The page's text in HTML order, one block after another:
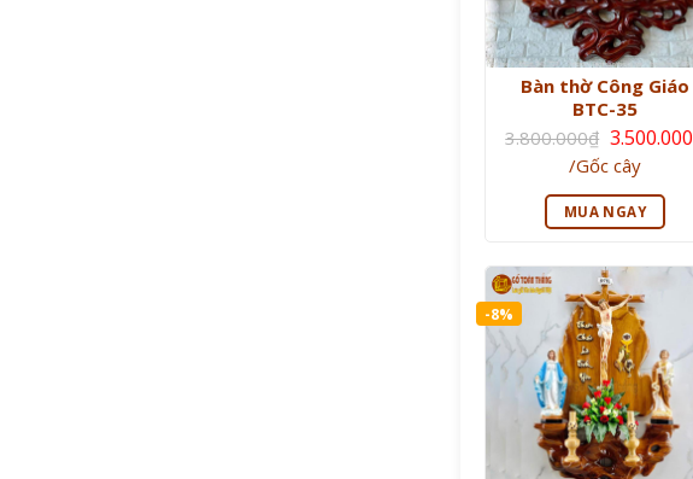
Bàn thờ Công Giáo
BTC-35
3.800.000₫ Giá
gốc
là:
3.500.000
Giá
hiện
tại
là:
3.500.000₫.
/Gốc cây
MUA NGAY
-8%